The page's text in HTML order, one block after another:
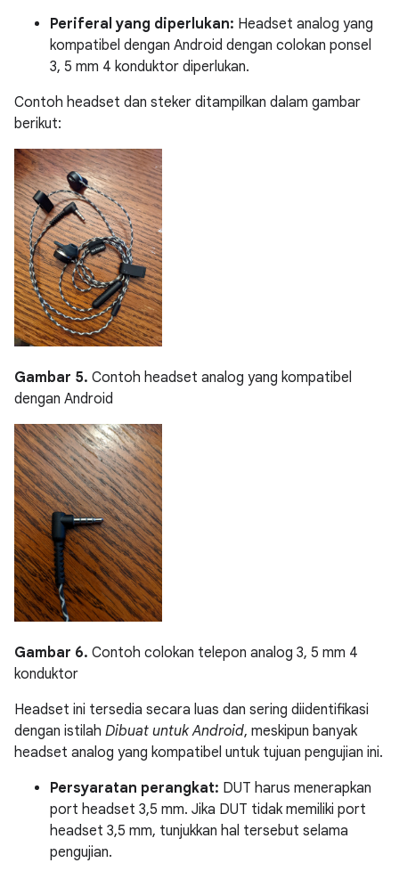
Periferal yang diperlukan: Headset analog yang
kompatibel dengan Android dengan colokan ponsel
3, 5 mm 4 konduktor diperlukan.
Contoh headset dan steker ditampilkan dalam gambar
berikut:
Gambar 5. Contoh headset analog yang kompatibel
dengan Android
Gambar 6. Contoh colokan telepon analog 3, 5 mm 4
konduktor
Headset ini tersedia secara luas dan sering diidentifikasi
dengan istilah Dibuat untuk Android, meskipun banyak
headset analog yang kompatibel untuk tujuan pengujian ini.
Persyaratan perangkat: DUT harus menerapkan
port headset 3,5 mm. Jika DUT tidak memiliki port
headset 3,5 mm, tunjukkan hal tersebut selama
pengujian.